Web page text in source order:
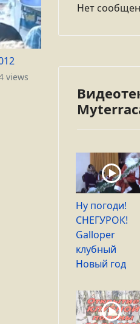
views
Нет
Ну погоди!
СНЕГУРОК!
Galloper
клубный
Новый год